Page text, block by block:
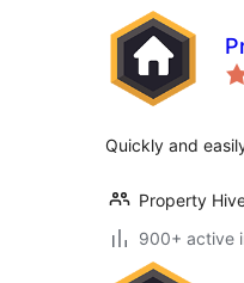
Quickly and
Property
900+ active